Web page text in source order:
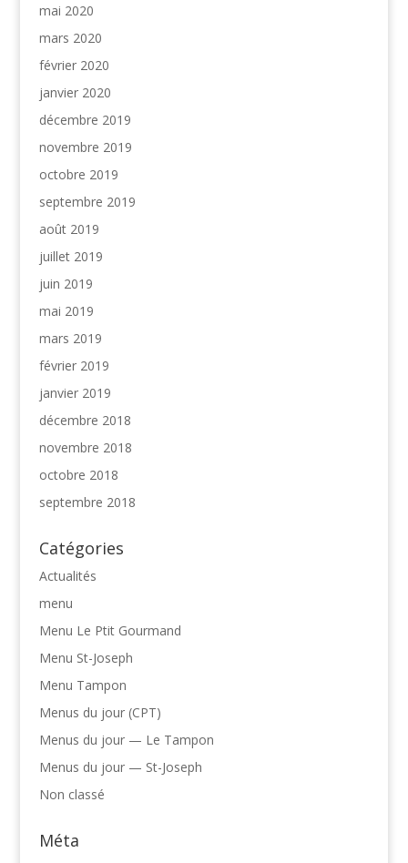
mai 2020
mars 2020
février 2020
janvier 2020
décembre 2019
novembre 2019
octobre 2019
septembre 2019
août 2019
juillet 2019
juin 2019
mai 2019
mars 2019
février 2019
janvier 2019
décembre 2018
novembre 2018
octobre 2018
septembre 2018
Catégories
Actualités
menu
Menu Le Ptit Gourmand
Menu St-Joseph
Menu Tampon
Menus du jour (CPT)
Menus du jour — Le Tampon
Menus du jour — St-Joseph
Non classé
Méta